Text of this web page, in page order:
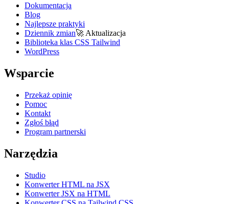
Dokumentacja
Blog
Najlepsze praktyki
Dziennik zmian🚀 Aktualizacja
Biblioteka klas CSS Tailwind
WordPress
Wsparcie
Przekaż opinię
Pomoc
Kontakt
Zgłoś błąd
Program partnerski
Narzędzia
Studio
Konwerter HTML na JSX
Konwerter JSX na HTML